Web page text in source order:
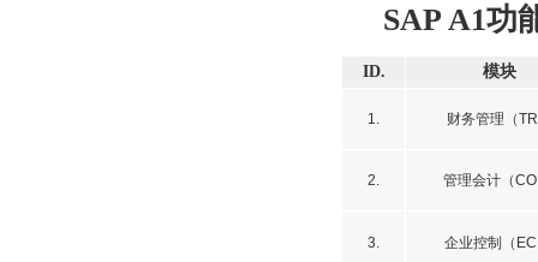
SAP A1功
ID. 模块
1. 财务管理（
2. 管理会计（
3. 企业控制（